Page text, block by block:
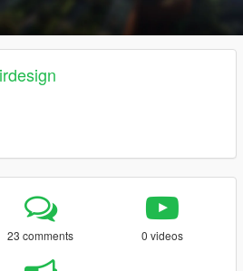
23 comments 0 videos